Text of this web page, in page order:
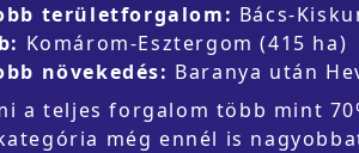
területforgalom: Bács-
Komárom-Esztergom (415 ha)
növekedés: Baranya után
a teljes forgalom több mint
még ennél is